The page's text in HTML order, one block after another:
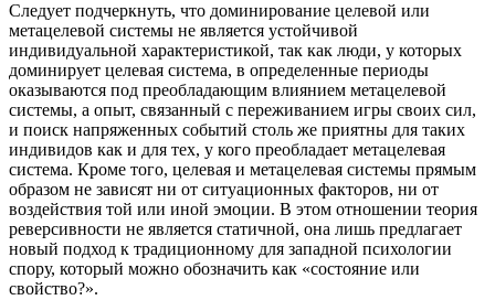
Следует подчеркнуть, что доминирование целевой или
метацелевой системы не является устойчивой
индивидуальной характеристикой, так как люди, у которых
доминирует целевая система, в определенные периоды
оказываются под преобладающим влиянием метацелевой
системы, а опыт, связанный с переживанием игры своих сил,
и поиск напряженных событий столь же приятны для таких
индивидов как и для тех, у кого преобладает метацелевая
система. Кроме того, целевая и метацелевая системы прямым
образом не зависят ни от ситуационных факторов, ни от
воздействия той или иной эмоции. В этом отношении теория
реверсивности не является статичной, она лишь предлагает
новый подход к традиционному для западной психологии
спору, который можно обозначить как «состояние или
свойство?».